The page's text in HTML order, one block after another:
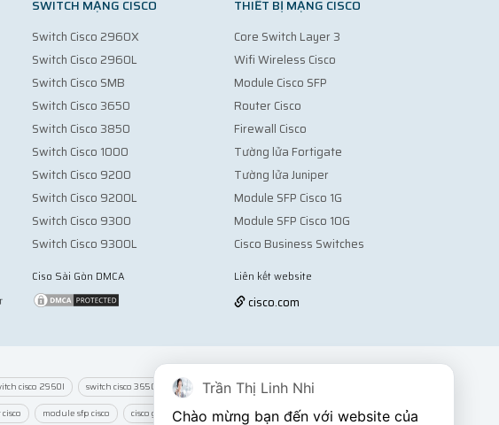
SWITCH MẠNG CISCO
Switch Cisco 2960X
Switch Cisco 2960L
Switch Cisco SMB
Switch Cisco 3650
Switch Cisco 3850
Switch Cisco 1000
Switch Cisco 9200
Switch Cisco 9200L
Switch Cisco 9300
Switch Cisco 9300L
Ciso Sài Gòn DMCA
THIẾT BỊ MẠNG CISCO
Core Switch Layer 3
Wifi Wireless Cisco
Module Cisco SFP
Router Cisco
Firewall Cisco
Tường lửa Fortigate
Tường lửa Juniper
Module SFP Cisco 1G
Module SFP Cisco 10G
Cisco Business Switches
Liên kết website
cisco.com
cisco 2960l switch cisco 3650 switch cisco 3850
switch cisco 2960s
module sfp cisco cisco glc-lh-smd module quang cisco glc-sx-mmd
Trần Thị Linh Nhi
Chào mừng bạn đến với website của